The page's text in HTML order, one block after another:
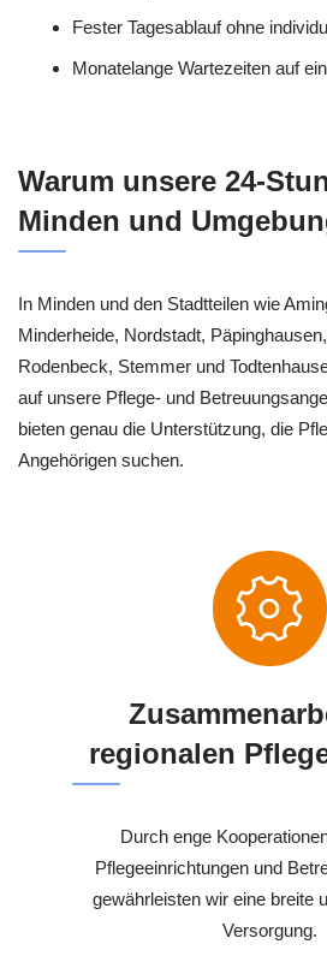
Fester Tagesablauf ohne
Monatelange Wartezeiten auf
Warum unsere 24-
Minden und
In Minden und den Stadtteilen wie
Minderheide, Nordstadt,
Rodenbeck, Stemmer und
auf unsere Pflege- und
bieten genau die Unterstützung, die
Angehörigen suchen.
regionalen
Durch enge
Pflegeeinrichtungen und
gewährleisten wir eine breite
Versorgung.